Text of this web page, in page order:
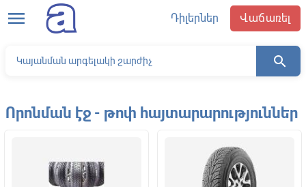
menu Դիլերներ Վաճառել
search
Որոնման էջ - թոփ հայտարարություններ